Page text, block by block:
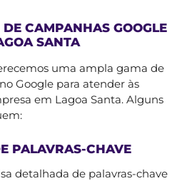
DE CAMPANHAS GOOGLE
SANTA
uma ampla gama de
Google para atender às
em Lagoa Santa. Alguns
PALAVRAS-CHAVE
detalhada de palavras-chave